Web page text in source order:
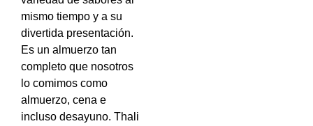
mismo tiempo y a su
divertida presentación.
Es un almuerzo tan
completo que nosotros
lo comimos como
almuerzo, cena e
incluso desayuno. Thali